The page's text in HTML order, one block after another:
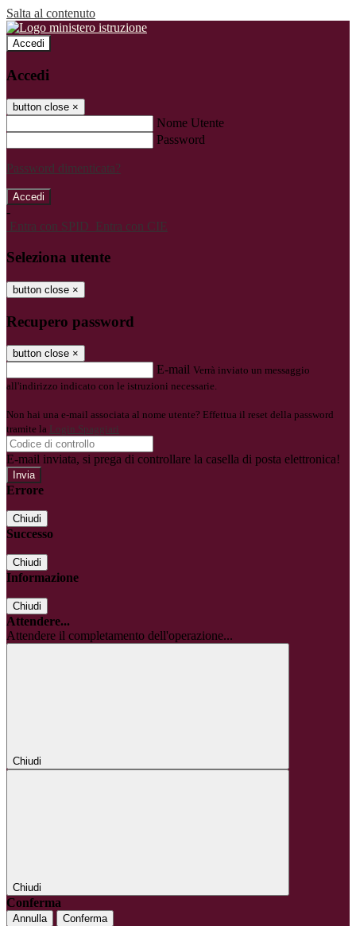
Salta al contenuto
Accedi
Accedi
button close ×
Nome Utente
Password
Password dimenticata?
-
Entra con SPID Entra con CIE
Seleziona utente
button close ×
Recupero password
button close ×
E-mail Verrà inviato un messaggio
all'indirizzo indicato con le istruzioni necessarie.
Non hai una e-mail associata al nome utente? Effettua il reset della password
tramite la Login Spaggiari
E-mail inviata, si prega di controllare la casella di posta elettronica!
Errore
Chiudi
Successo
Chiudi
Informazione
Chiudi
Attendere...
Attendere il completamento dell'operazione...
Chiudi
Chiudi
Conferma
Annulla Conferma